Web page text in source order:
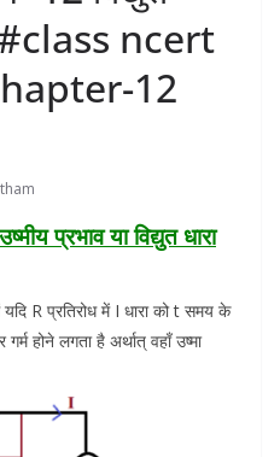
ncert
12
प्रभाव या विद्युत धारा
R प्रतिरोध में I धारा को t समय के
होने लगता है अर्थात् वहाँ उष्मा